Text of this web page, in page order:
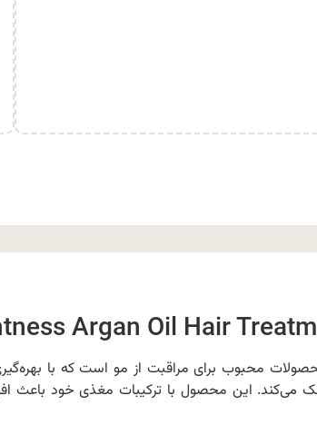
محبوب برای مراقبت از مو است که با
می‌کند. این محصول با ترکیبات مغذی خود باعث